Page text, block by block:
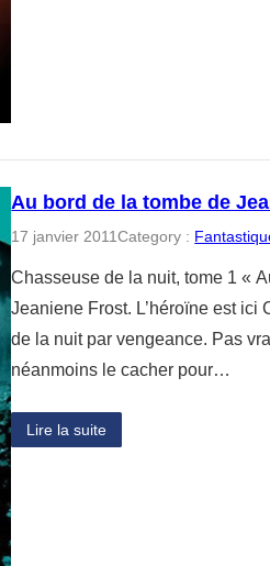
Au bord de la tombe de
17 janvier 2011Category :
Chasseuse de la nuit, tome 1 «
Jeaniene Frost. L’héroïne est
de la nuit par vengeance. Pas
néanmoins le cacher pour…
Lire la suite